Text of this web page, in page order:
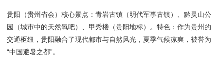
贵阳（贵州省会）核心景点：青岩古镇（明代军事古镇）、黔灵山公
园（城市中的天然氧吧）、甲秀楼（贵阳地标）。特色：作为贵州的
交通枢纽，贵阳融合了现代都市与自然风光，夏季气候凉爽，被誉为
“中国避暑之都”。